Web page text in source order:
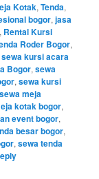
Kotak,Tenda,
bogor,jasa
, Rental Kursi
Roder Bogor,
sewa kursi acara
Bogor,sewa
,sewa kursi
sewa meja
kotak bogor,
event bogor,
besar bogor,
,sewa tenda